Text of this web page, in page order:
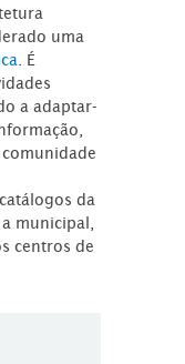
uma
. É
a adaptar-
da
municipal,
centros de